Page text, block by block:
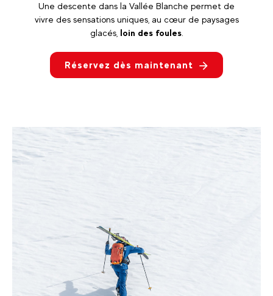
Une descente dans la Vallée Blanche permet de
vivre des sensations uniques, au cœur de paysages
glacés, loin des foules.
Réservez dès maintenant